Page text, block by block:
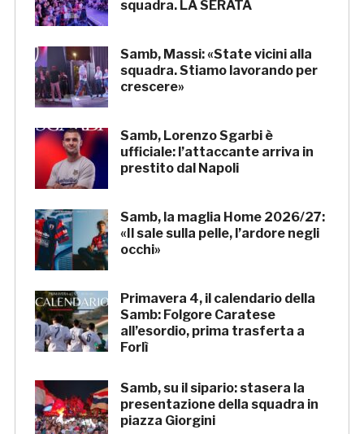
squadra. LA SERATA
Samb, Massi: «State vicini alla
squadra. Stiamo lavorando per
crescere»
Samb, Lorenzo Sgarbi è
ufficiale: l’attaccante arriva in
prestito dal Napoli
Samb, la maglia Home 2026/27:
«Il sale sulla pelle, l’ardore negli
occhi»
Primavera 4, il calendario della
Samb: Folgore Caratese
all’esordio, prima trasferta a
Forlì
Samb, su il sipario: stasera la
presentazione della squadra in
piazza Giorgini